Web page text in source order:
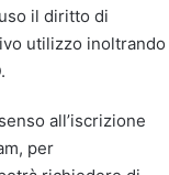
il diritto di
utilizzo inoltrando
all’iscrizione
per